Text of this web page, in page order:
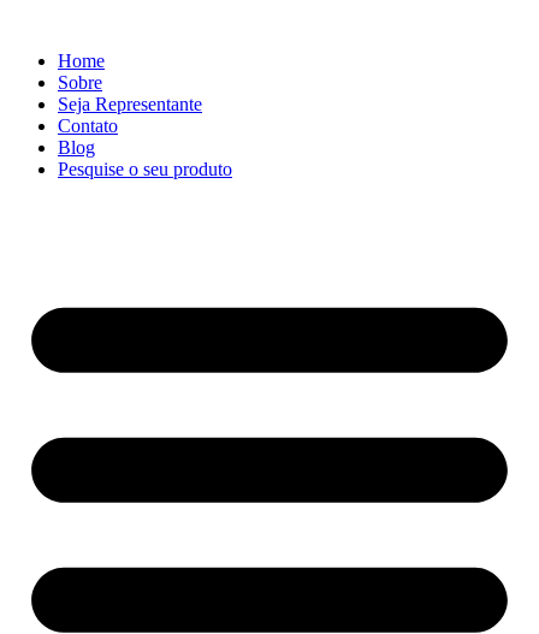
conteúdo
Home
Sobre
Seja Representante
Contato
Blog
Pesquise o seu produto